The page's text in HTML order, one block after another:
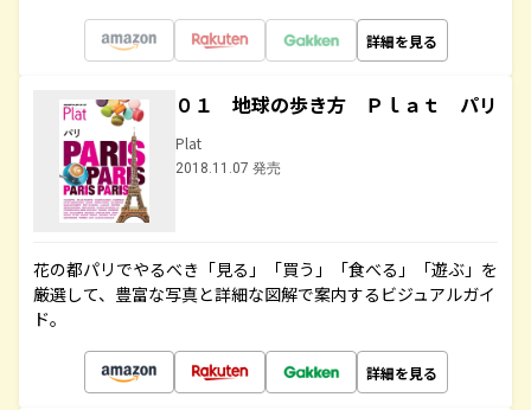
詳細を見る
０１ 地球の歩き方 Ｐｌａｔ パリ
Plat
2018.11.07 発売
花の都パリでやるべき「見る」「買う」「食べる」「遊ぶ」を
厳選して、豊富な写真と詳細な図解で案内するビジュアルガイ
ド。
詳細を見る